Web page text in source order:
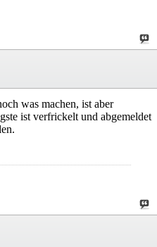
was machen, ist aber
ist verfrickelt und abgemeldet